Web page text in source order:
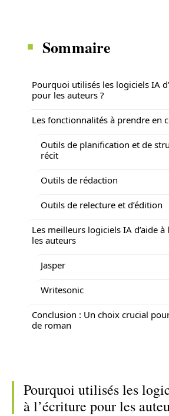
Sommaire
Pourquoi utilisés les logiciels IA
pour les auteurs ?
Les fonctionnalités à prendre en
Outils de planification et de
récit
Outils de rédaction
Outils de relecture et d’édition
Les meilleurs logiciels IA d’aide à
les auteurs
Jasper
Writesonic
Conclusion : Un choix crucial
de roman
Pourquoi utilisés les
à l’écriture pour les